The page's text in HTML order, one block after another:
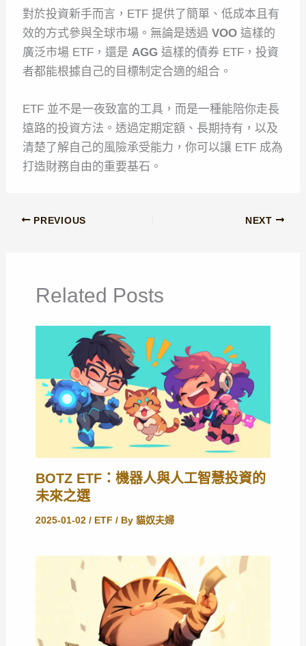
對於投資新手而言，ETF 提供了簡單、低成本且有
效的方式參與全球市場。無論是透過VOO 這樣的
廣泛市場 ETF，還是 AGG 這樣的債券 ETF，投資
者都能根據自己的目標制定合適的組合。
ETF 並不是一夜致富的工具，而是一種能陪你走長
遠路的投資方法。透過定期定額、長期持有，以及
清楚了解自己的風險承受能力，你可以讓 ETF 成為
打造財務自由的重要基石。
PREVIOUS NEXT
Related Posts
BOTZ ETF：機器人與人工智慧投資的
未來之選
2025-01-02 / ETF / By 貓奴夫婦